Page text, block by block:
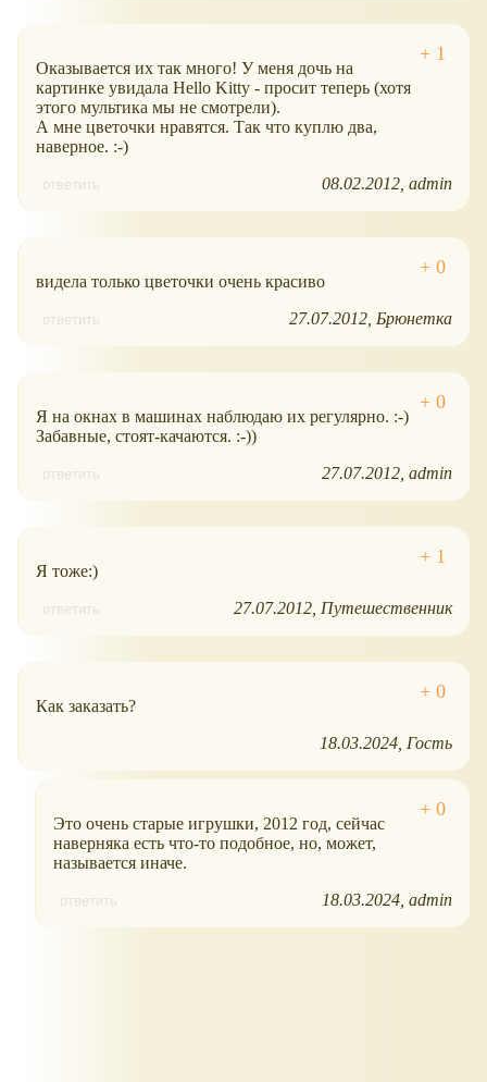
Оказывается их так много! У меня дочь на
картинке увидала Hello Kitty - просит теперь (хотя
этого мультика мы не смотрели).
А мне цветочки нравятся. Так что куплю два,
наверное. :-)
ответить 08.02.2012 admin
видела только цветочки очень красиво
ответить 27.07.2012 Брюнетка
Я на окнах в машинах наблюдаю их регулярно. :-)
Забавные, стоят-качаются. :-))
ответить 27.07.2012 admin
Я тоже:)
ответить 27.07.2012 Путешественник
Как заказать?
18.03.2024 Гость
Это очень старые игрушки, 2012 год, сейчас
наверняка есть что-то подобное, но, может,
называется иначе.
ответить 18.03.2024 admin